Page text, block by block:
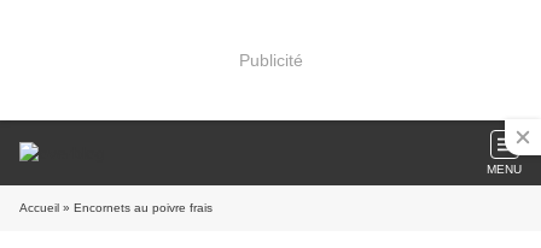
Publicité
MENU
Accueil » Encornets au poivre frais